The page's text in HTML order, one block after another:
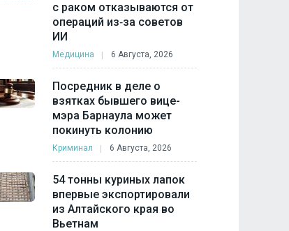
с раком отказываются от
операций из‑за советов
ИИ
Медицина 6 Августа, 2026
Посредник в деле о
взятках бывшего вице-
мэра Барнаула может
покинуть колонию
Криминал 6 Августа, 2026
54 тонны куриных лапок
впервые экспортировали
из Алтайского края во
Вьетнам